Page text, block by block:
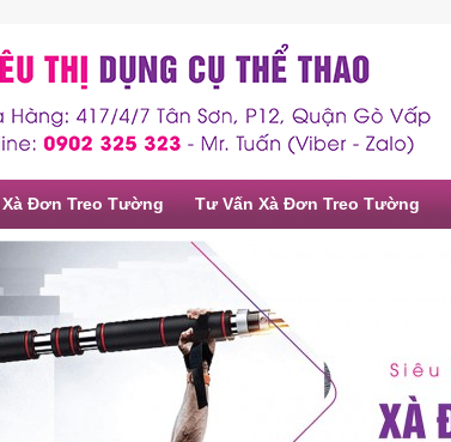
Xà Đơn Treo Tường Tư Vấn Xà Đơn Treo Tường